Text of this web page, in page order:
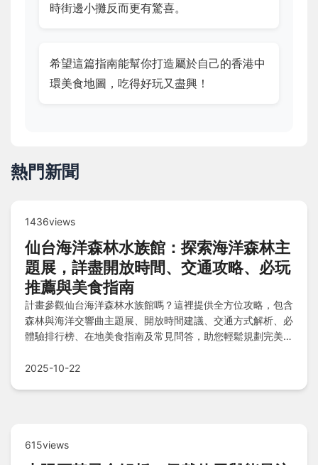
時街邊小攤反而更有驚喜。
希望這篇指南能幫你打造屬於自己的香港中
環美食地圖，吃得好玩又盡興！
熱門新聞
1436views
仙台海洋森林水族館：探索海洋森林主
題展，詳盡開放時間、交通攻略、必玩
推薦與美食指南
計畫參觀仙台海洋森林水族館嗎？這裡提供全方位攻略，包含
森林與海洋交響曲主題展、開放時間建議、交通方式解析、必
體驗排行榜、在地美食指南及常見問答，助您輕鬆規劃完美旅
2025-10-22
615views